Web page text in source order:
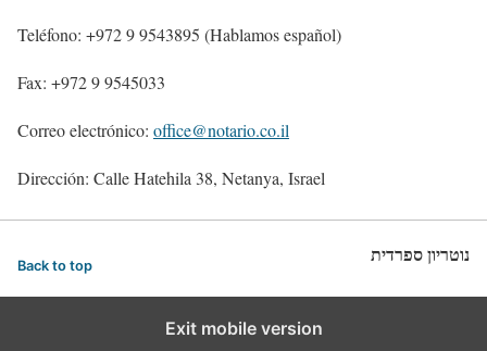
Teléfono: +972 9 9543895 (Hablamos español)
Fax: +972 9 9545033
Correo electrónico: office@notario.co.il
Dirección: Calle Hatehila 38, Netanya, Israel
נוטריון ספרדית Back to top
Exit mobile version